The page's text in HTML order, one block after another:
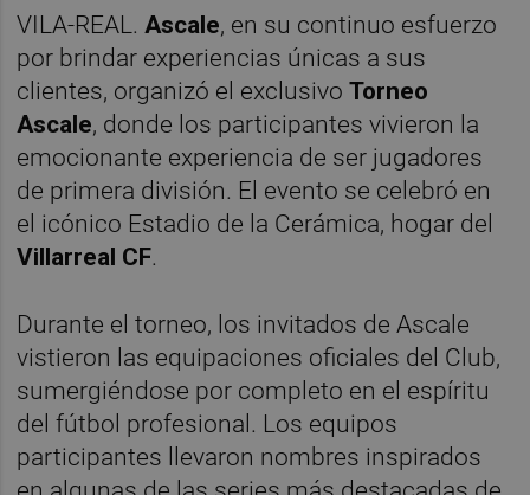
VILA-REAL. Ascale, en su continuo esfuerzo
por brindar experiencias únicas a sus
clientes, organizó el exclusivoTorneo
Ascale, donde los participantes vivieron la
emocionante experiencia de ser jugadores
de primera división. El evento se celebró en
el icónico Estadio de la Cerámica, hogar del
Villarreal CF.
Durante el torneo, los invitados de Ascale
vistieron las equipaciones oficiales del Club,
sumergiéndose por completo en el espíritu
del fútbol profesional. Los equipos
participantes llevaron nombres inspirados